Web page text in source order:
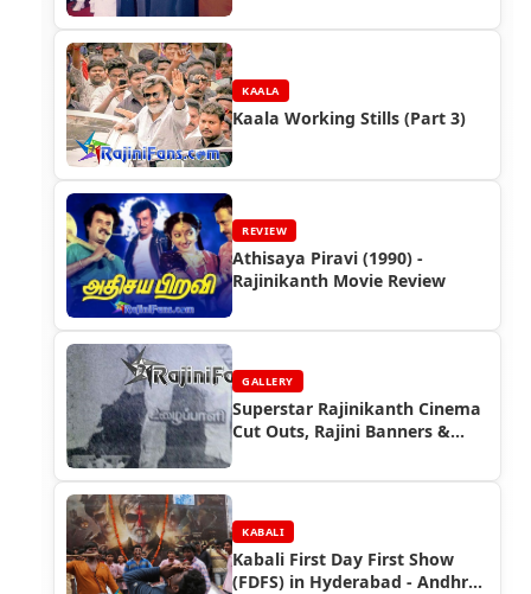
KAALA
Kaala Working Stills (Part 3)
REVIEW
Athisaya Piravi (1990) -
Rajinikanth Movie Review
GALLERY
Superstar Rajinikanth Cinema
Cut Outs, Rajini Banners &
KABALI
Kabali First Day First Show
(FDFS) in Hyderabad - Andhra